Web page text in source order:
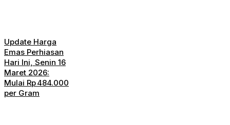
Update Harga
Emas Perhiasan
Hari Ini, Senin 16
Maret 2026:
Mulai Rp 484.000
per Gram